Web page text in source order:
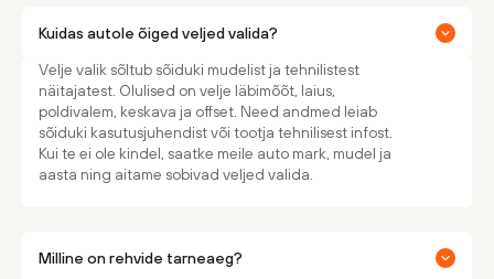
Kuidas autole õiged veljed valida?
Velje valik sõltub sõiduki mudelist ja tehnilistest
näitajatest. Olulised on velje läbimõõt, laius,
poldivalem, keskava ja offset. Need andmed leiab
sõiduki kasutusjuhendist või tootja tehnilisest infost.
Kui te ei ole kindel, saatke meile auto mark, mudel ja
aasta ning aitame sobivad veljed valida.
Milline on rehvide tarneaeg?